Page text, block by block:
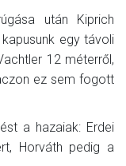
után Kiprich
egy távoli
12 méterről,
ez sem fogott
a hazaiak: Erdei
Horváth pedig a